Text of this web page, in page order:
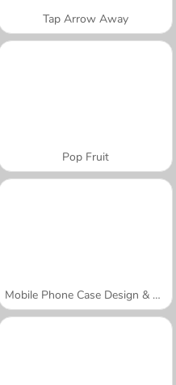
Tap Arrow Away
Pop Fruit
Mobile Phone Case Design & DIY